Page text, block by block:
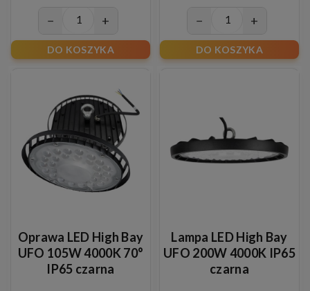
− +
DO KOSZYKA
− +
DO KOSZYKA
Oprawa LED High Bay
UFO 105W 4000K 70°
IP65 czarna
Lampa LED High Bay
UFO 200W 4000K IP65
czarna